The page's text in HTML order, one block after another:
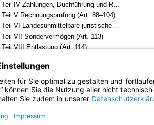
Bereich erweitern
Teil IV Zahlungen, Buchführung und Rechnungslegung (Art. 70–87)
Bereich erweitern
Teil V Rechnungsprüfung (Art. 88–104)
Bereich erweitern
Teil VI Landesunmittelbare juristische Personen des öffentlichen Rechts (Art. 105–112)
Bereich erweitern
Teil VII Sondervermögen (Art. 113)
Teil VIII Entlastung (Art. 114)
erweitern
Bayern.de
Barrierefreiheit